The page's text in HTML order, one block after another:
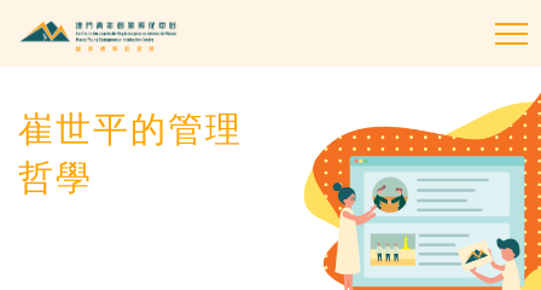
崔世平的管理
哲學